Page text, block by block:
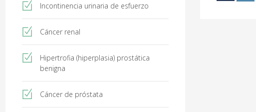
Incontinencia urinaria de esfuerzo
Cáncer renal
Hipertrofia (hiperplasia) prostática
benigna
Cáncer de próstata